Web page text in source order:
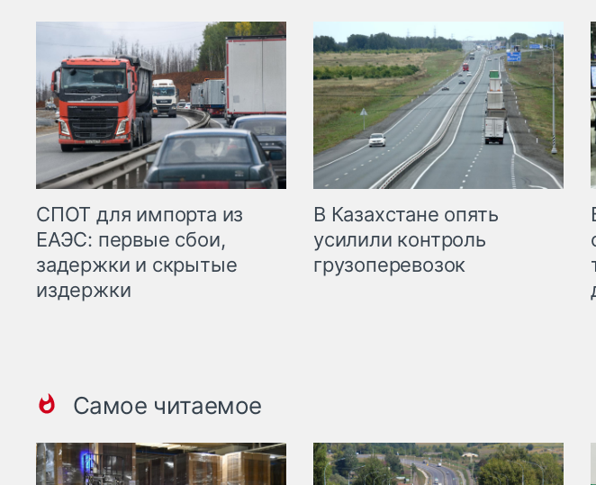
СПОТ для импорта из
ЕАЭС: первые сбои,
задержки и скрытые
издержки
В Казахстане опять
усилили контроль
грузоперевозок
Самое читаемое